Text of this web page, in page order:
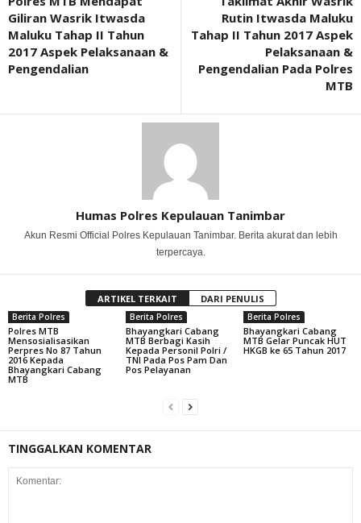
Giliran Wasrik Itwasda
Maluku Tahap II Tahun
2017 Aspek Pelaksanaan &
Pengendalian
Rutin Itwasda Maluku
Tahap II Tahun 2017 Aspek
Pelaksanaan &
Pengendalian Pada Polres
MTB
Humas Polres Kepulauan Tanimbar
Akun Resmi Official Polres Kepulauan Tanimbar. Berita akurat dan lebih
terpercaya.
ARTIKEL TERKAIT DARI PENULIS
Berita Polres
Polres MTB
Mensosialisasikan
Perpres No 87 Tahun
2016 Kepada
Bhayangkari Cabang
MTB
Berita Polres
Bhayangkari Cabang
MTB Berbagi Kasih
Kepada Personil Polri /
TNI Pada Pos Pam Dan
Pos Pelayanan
Berita Polres
Bhayangkari Cabang
MTB Gelar Puncak HUT
HKGB ke 65 Tahun 2017
TINGGALKAN KOMENTAR